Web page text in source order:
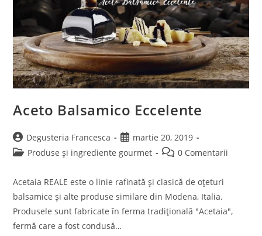
Aceto Balsamico Eccelente
Post
author:
Degusteria Francesca
Post
published:
martie 20, 2019
PostProduse și ingrediente gourmet
Post0 Comentarii
Acetaia REALE este o linie rafinată și clasică de oțeturi
balsamice și alte produse similare din Modena, Italia.
Produsele sunt fabricate în ferma tradițională "Acetaia",
fermă care a fost condusă…